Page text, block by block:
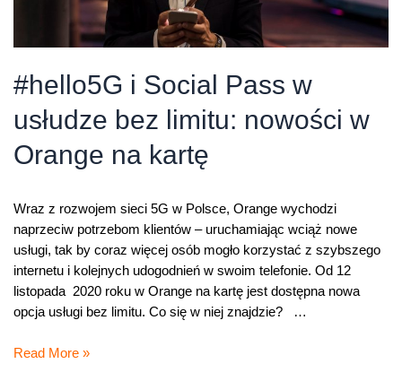
#hello5G i Social Pass w
usłudze bez limitu: nowości w
Orange na kartę
Wraz z rozwojem sieci 5G w Polsce, Orange wychodzi
naprzeciw potrzebom klientów – uruchamiając wciąż nowe
usługi, tak by coraz więcej osób mogło korzystać z szybszego
internetu i kolejnych udogodnień w swoim telefonie. Od 12
listopada 2020 roku w Orange na kartę jest dostępna nowa
opcja usługi bez limitu. Co się w niej znajdzie? …
#hello5G
Read More »